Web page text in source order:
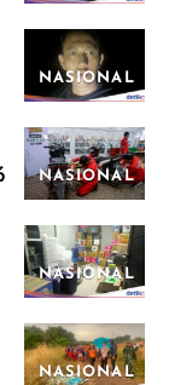
NASIONAL
NASIONAL
NASIONAL
NASIONAL